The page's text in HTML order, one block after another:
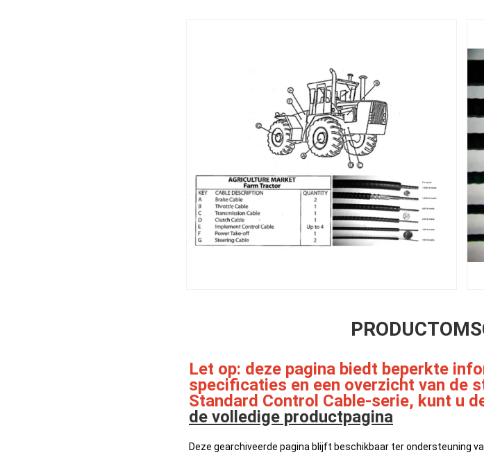
Let op: deze pagina biedt beperkte
specificaties en een overzicht van de
Standard Control Cable-serie, kunt u
de volledige productpagina
Deze gearchiveerde pagina blijft beschikbaar ter ondersteuning